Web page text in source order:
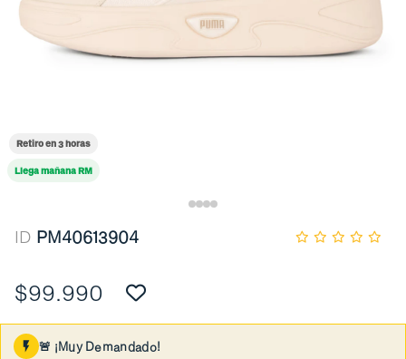
Retiro en 3 horas
Llega mañana RM
ID PM40613904
$99.990
🚨 ¡Muy Demandado!